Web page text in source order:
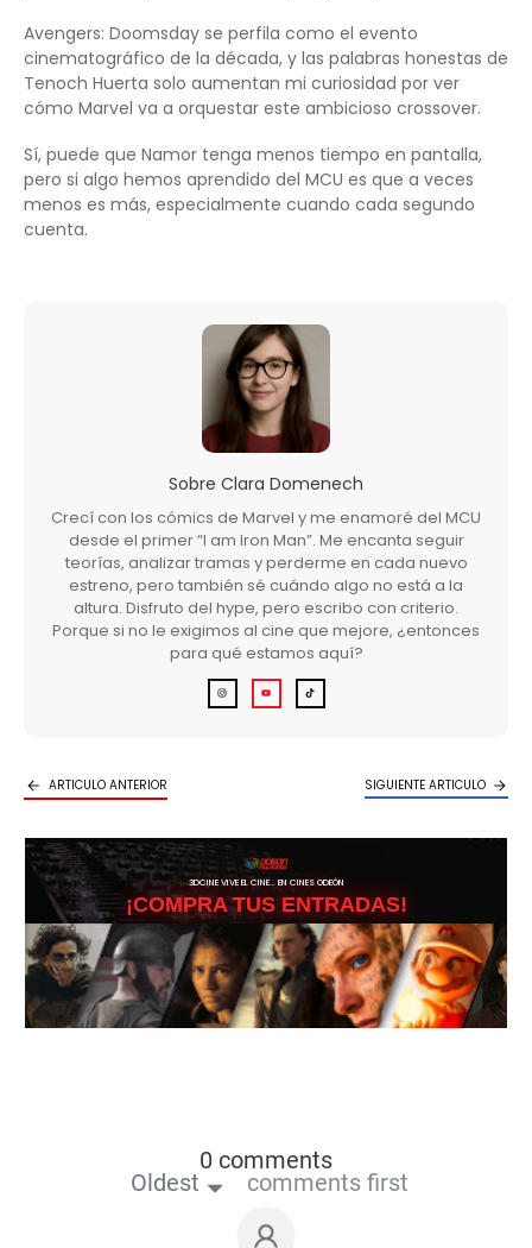
Avengers: Doomsday se perfila como el evento
cinematográfico de la década, y las palabras honestas de
Tenoch Huerta solo aumentan mi curiosidad por ver
cómo Marvel va a orquestar este ambicioso crossover.
Sí, puede que Namor tenga menos tiempo en pantalla,
pero si algo hemos aprendido del MCU es que a veces
menos es más, especialmente cuando cada segundo
cuenta.
Sobre Clara Domenech
Crecí con los cómics de Marvel y me enamoré del MCU
desde el primer “I am Iron Man”. Me encanta seguir
teorías, analizar tramas y perderme en cada nuevo
estreno, pero también sé cuándo algo no está a la
altura. Disfruto del hype, pero escribo con criterio.
Porque si no le exigimos al cine que mejore, ¿entonces
para qué estamos aquí?
ARTICULO ANTERIOR SIGUIENTE ARTICULO
3DCINE VIVE EL CINE… EN CINES ODEÓN
¡COMPRA TUS ENTRADAS!
0 comments
Oldest comments first